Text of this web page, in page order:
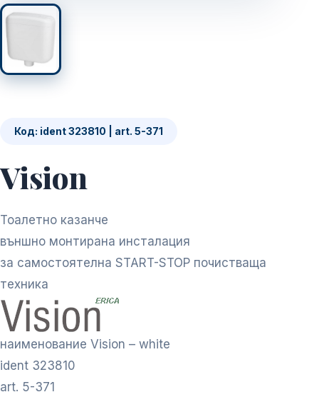
Код: ident 323810 | art. 5-371
Vision
Тоалетно казанче
външно монтирана инсталация
за самостоятелна START-STOP почистваща
техника
наименование Vision – white
ident 323810
art. 5-371